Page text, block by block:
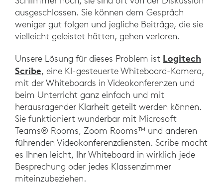
ausgeschlossen. Sie können dem Gespräch
weniger gut folgen und jegliche Beiträge, die sie
vielleicht geleistet hätten, gehen verloren.
Unsere Lösung für dieses Problem ist Logitech
Scribe, eine KI-gesteuerte Whiteboard-Kamera,
mit der Whiteboards in Videokonferenzen und
beim Unterricht ganz einfach und mit
herausragender Klarheit geteilt werden können.
Sie funktioniert wunderbar mit Microsoft
Teams® Rooms, Zoom Rooms™ und anderen
führenden Videokonferenzdiensten. Scribe macht
es Ihnen leicht, Ihr Whiteboard in wirklich jede
Besprechung oder jedes Klassenzimmer
miteinzubeziehen.